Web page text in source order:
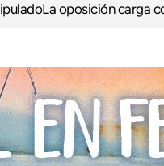
carga contra la